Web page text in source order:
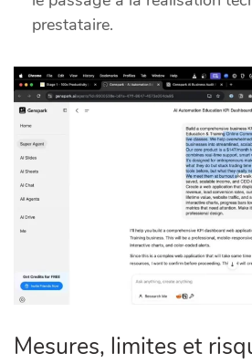
prestataire.
Mesures, limites et